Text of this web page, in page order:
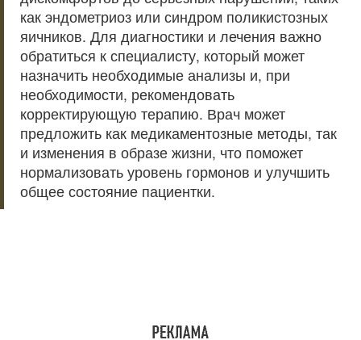
как эндометриоз или синдром поликистозных
яичников. Для диагностики и лечения важно
обратиться к специалисту, который может
назначить необходимые анализы и, при
необходимости, рекомендовать
корректирующую терапию. Врач может
предложить как медикаментозные методы, так
и изменения в образе жизни, что поможет
нормализовать уровень гормонов и улучшить
общее состояние пациентки.